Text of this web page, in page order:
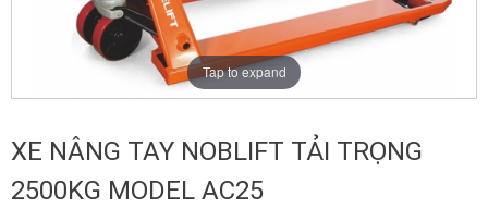
Tap to expand
XE NÂNG TAY NOBLIFT TẢI TRỌNG
2500KG MODEL AC25